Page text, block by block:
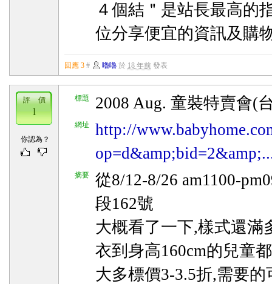
４個結＂是站長最高的
位分享便宜的資訊及購
回應 3 # 嚕嚕於 18 年前發表
標題 2008 Aug. 童裝特賣會(
網址
http://
摘要
從8/12-8/26 am1100-
段162號
大概看了一下,樣式還滿
衣到身高160cm的兒童
大多標價3-3.5折,需要的
評 價
1
你認為？